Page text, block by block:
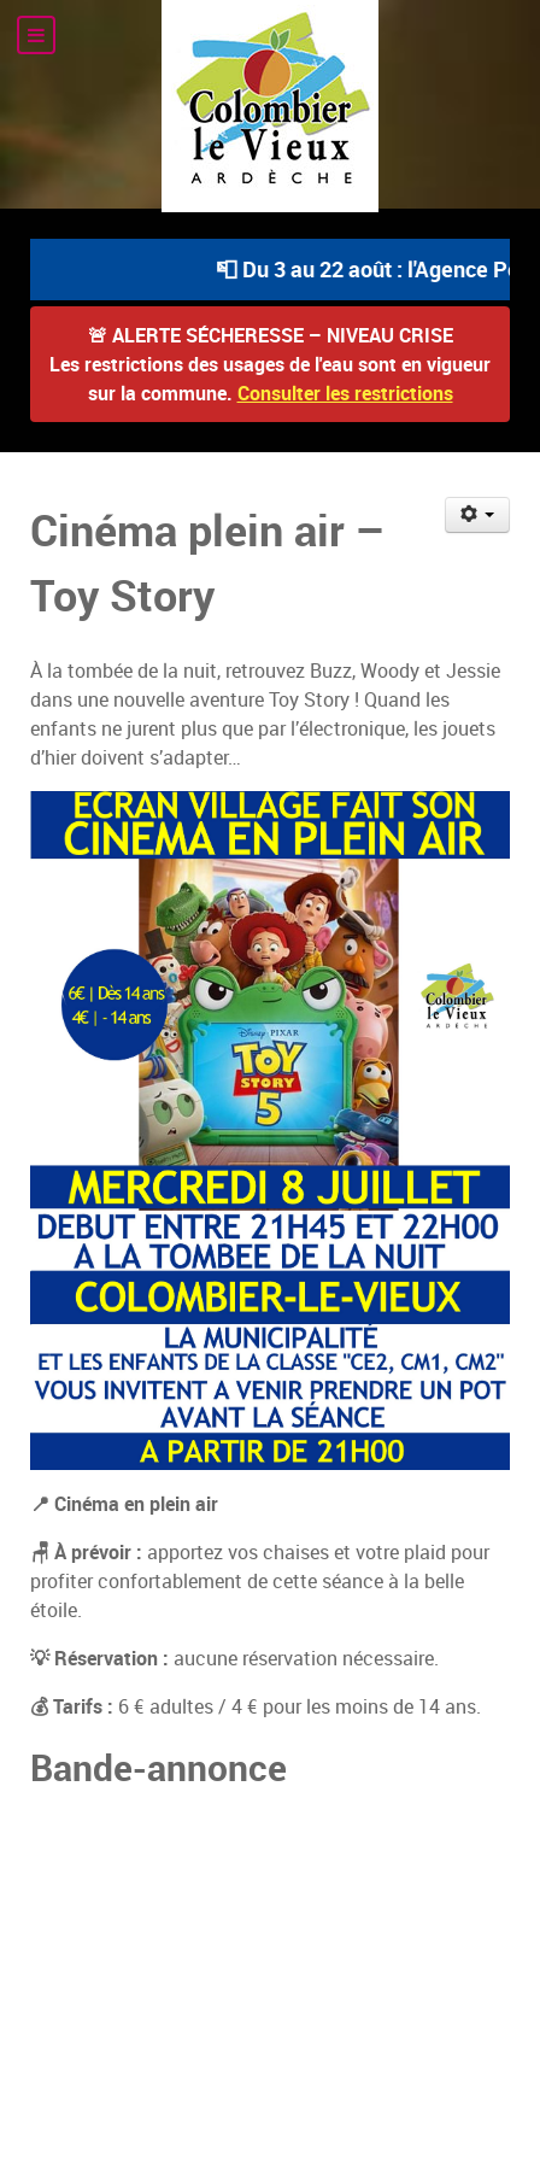
📮 Du 3 au 22 août : l'Agence
🚨 ALERTE SÉCHERESSE – NIVEAU CRISE
Les restrictions des usages de l'eau sont en vigueur
sur la commune. Consulter les restrictions
Cinéma plein air –
Toy Story
À la tombée de la nuit, retrouvez Buzz, Woody et Jessie
dans une nouvelle aventure Toy Story ! Quand les
enfants ne jurent plus que par l’électronique, les jouets
d’hier doivent s’adapter…
📍 Cinéma en plein air
🪑 À prévoir : apportez vos chaises et votre plaid pour
profiter confortablement de cette séance à la belle
étoile.
💡 Réservation : aucune réservation nécessaire.
💰 Tarifs : 6 € adultes / 4 € pour les moins de 14 ans.
Bande-annonce